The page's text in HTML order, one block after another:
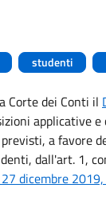
studenti
Corte dei Conti il
applicative
a favore
dall'art. 1,
dicembre